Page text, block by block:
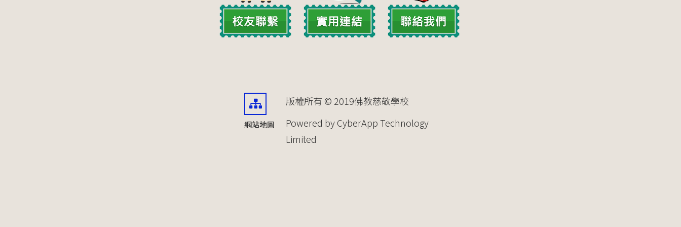
網站地圖
版權所有 © 2019佛教慈敬學校
Powered by CyberApp Technology
Limited